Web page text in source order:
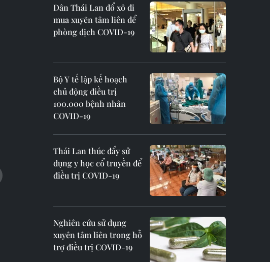
Dân Thái Lan đổ xô đi
mua xuyên tâm liên để
phòng dịch COVID-19
Bộ Y tế lập kế hoạch
chủ động điều trị
100.000 bệnh nhân
COVID-19
Thái Lan thúc đẩy sử
dụng y học cổ truyền để
điều trị COVID-19
Nghiên cứu sử dụng
xuyên tâm liên trong hỗ
trợ điều trị COVID-19